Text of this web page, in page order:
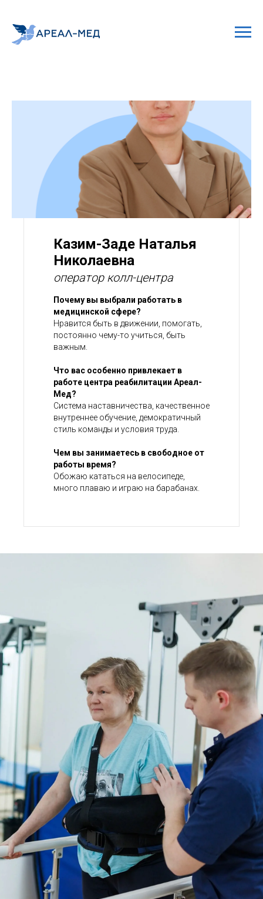
Казим-Заде Наталья
Николаевна
оператор колл-центра
Почему вы выбрали работать в
медицинской сфере?
Нравится быть в движении, помогать,
постоянно чему-то учиться, быть
важным.
Что вас особенно привлекает в
работе центра реабилитации Ареал-
Мед?
Система наставничества, качественное
внутреннее обучение, демократичный
стиль команды и условия труда.
Чем вы занимаетесь в свободное от
работы время?
Обожаю кататься на велосипеде,
много плаваю и играю на барабанах.